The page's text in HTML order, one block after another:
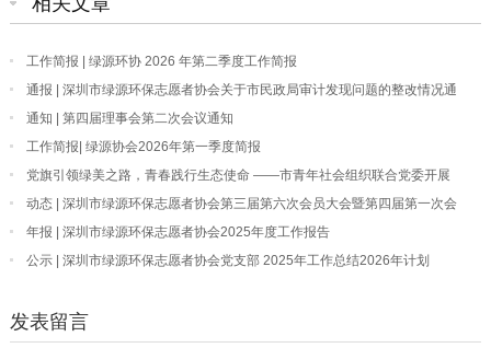
工作简报 | 绿源环协 2026 年第二季度工作简报
通报 | 深圳市绿源环保志愿者协会关于市民政局审计发现问题的整改情况通
报
通知 | 第四届理事会第二次会议通知
工作简报| 绿源协会2026年第一季度简报
党旗引领绿美之路，青春践行生态使命 ——市青年社会组织联合党委开展
“我为深圳种棵树”主题党日活动
动态 | 深圳市绿源环保志愿者协会第三届第六次会员大会暨第四届第一次会
员大会顺利召开
年报 | 深圳市绿源环保志愿者协会2025年度工作报告
公示 | 深圳市绿源环保志愿者协会党支部 2025年工作总结2026年计划
发表留言